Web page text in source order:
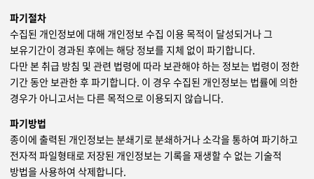
파기절차
수집된 개인정보에 대해 개인정보 수집 이용 목적이 달성되거나 그
보유기간이 경과된 후에는 해당 정보를 지체 없이 파기합니다.
다만 본 취급 방침 및 관련 법령에 따라 보관해야 하는 정보는 법령이 정한
기간 동안 보관한 후 파기합니다. 이 경우 수집된 개인정보는 법률에 의한
경우가 아니고서는 다른 목적으로 이용되지 않습니다.
파기방법
종이에 출력된 개인정보는 분쇄기로 분쇄하거나 소각을 통하여 파기하고
전자적 파일형태로 저장된 개인정보는 기록을 재생할 수 없는 기술적
방법을 사용하여 삭제합니다.